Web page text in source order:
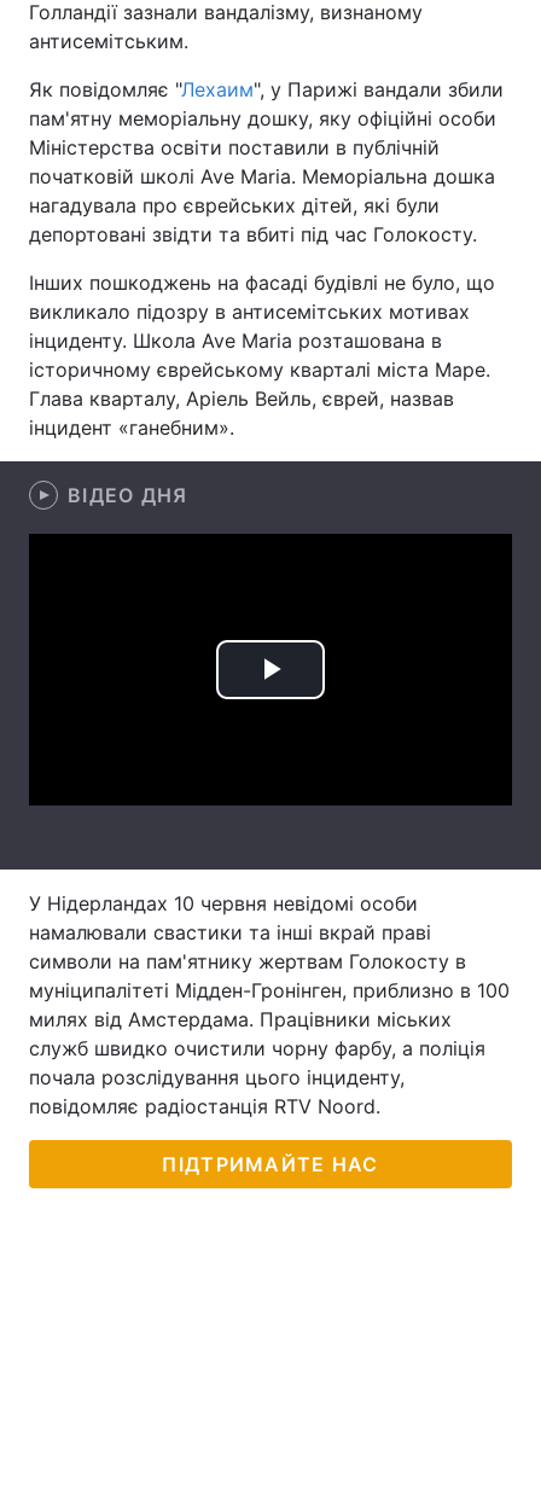
Головна Війна
Україна Політика
Економіка Світ
Техно і зв'язок Лайт
Зброя Інциденти
Здоров'я
Статті
Думки
Контакти
Послуги
Тема оформлення
Голландії зазнали вандалізму, визнаному
антисемітським.
Як повідомляє "Лехаим", у Парижі вандали збили
пам'ятну меморіальну дошку, яку офіційні особи
Міністерства освіти поставили в публічній
початковій школі Ave Maria. Меморіальна дошка
нагадувала про єврейських дітей, які були
депортовані звідти та вбиті під час Голокосту.
Інших пошкоджень на фасаді будівлі не було, що
викликало підозру в антисемітських мотивах
інциденту. Школа Ave Maria розташована в
історичному єврейському кварталі міста Маре.
Глава кварталу, Аріель Вейль, єврей, назвав
інцидент «ганебним».
ВІДЕО ДНЯ
Play
У Нідерландах 10 червня невідомі особи
намалювали свастики та інші вкрай праві
символи на пам'ятнику жертвам Голокосту в
муніципалітеті Мідден-Гронінген, приблизно в 100
милях від Амстердама. Працівники міських
служб швидко очистили чорну фарбу, а поліція
почала розслідування цього інциденту,
повідомляє радіостанція RTV Noord.
ПІДТРИМАЙТЕ НАС